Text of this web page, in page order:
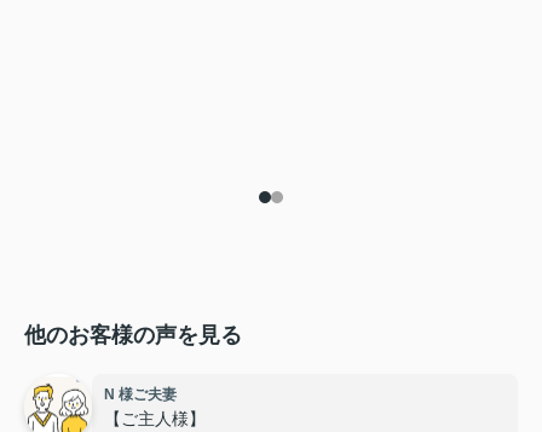
他のお客様の声を見る
N 様ご夫妻
【ご主人様】